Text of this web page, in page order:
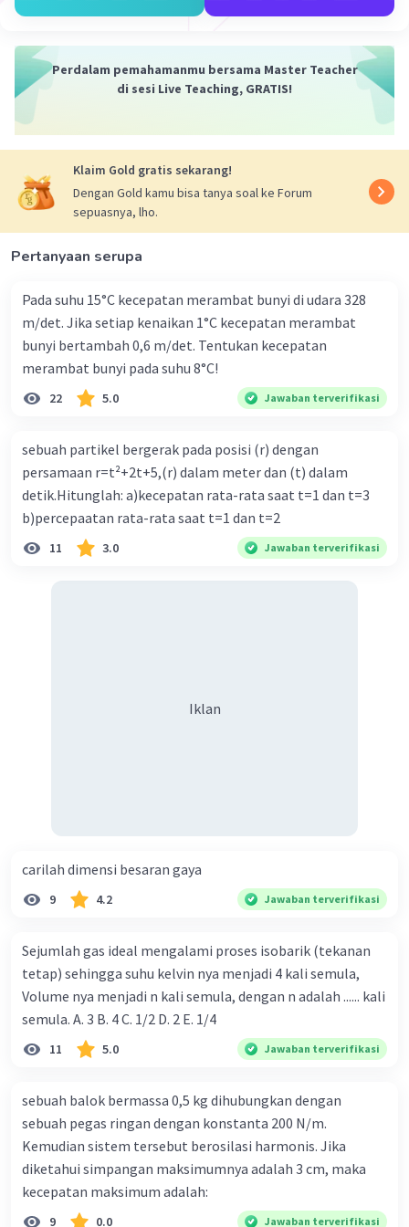
Perdalam pemahamanmu bersama Master Teacher
di sesi Live Teaching, GRATIS!
Klaim Gold gratis sekarang!
Dengan Gold kamu bisa tanya soal ke Forum
sepuasnya, lho.
Pertanyaan serupa
Pada suhu 15°C kecepatan merambat bunyi di udara 328
m/det. Jika setiap kenaikan 1°C kecepatan merambat
bunyi bertambah 0,6 m/det. Tentukan kecepatan
merambat bunyi pada suhu 8°C!
22 5.0 Jawaban terverifikasi
sebuah partikel bergerak pada posisi (r) dengan
persamaan r=t²+2t+5,(r) dalam meter dan (t) dalam
detik.Hitunglah: a)kecepatan rata-rata saat t=1 dan t=3
b)percepaatan rata-rata saat t=1 dan t=2
11 3.0 Jawaban terverifikasi
Iklan
carilah dimensi besaran gaya
9 4.2 Jawaban terverifikasi
Sejumlah gas ideal mengalami proses isobarik (tekanan
tetap) sehingga suhu kelvin nya menjadi 4 kali semula,
Volume nya menjadi n kali semula, dengan n adalah ...... kali
semula. A. 3 B. 4 C. 1/2 D. 2 E. 1/4
11 5.0 Jawaban terverifikasi
sebuah balok bermassa 0,5 kg dihubungkan dengan
sebuah pegas ringan dengan konstanta 200 N/m.
Kemudian sistem tersebut berosilasi harmonis. Jika
diketahui simpangan maksimumnya adalah 3 cm, maka
kecepatan maksimum adalah:
9 0.0 Jawaban terverifikasi